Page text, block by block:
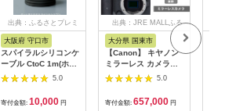
出典：ふるさとプレミ
大阪府 守口市
スパイラルシリコンケ
ーブル CtoC 1m(ホワ
イト) [2558]
5.0
寄付金額: 10,000 円
出典：JRE MALLふる
さと納税
大分県 国東市
【Canon】 キヤノン
ミラーレス カメラ
EOS R7 ボディー キ
ャノン 一眼 家電
5.0
寄付金額: 657,000 円